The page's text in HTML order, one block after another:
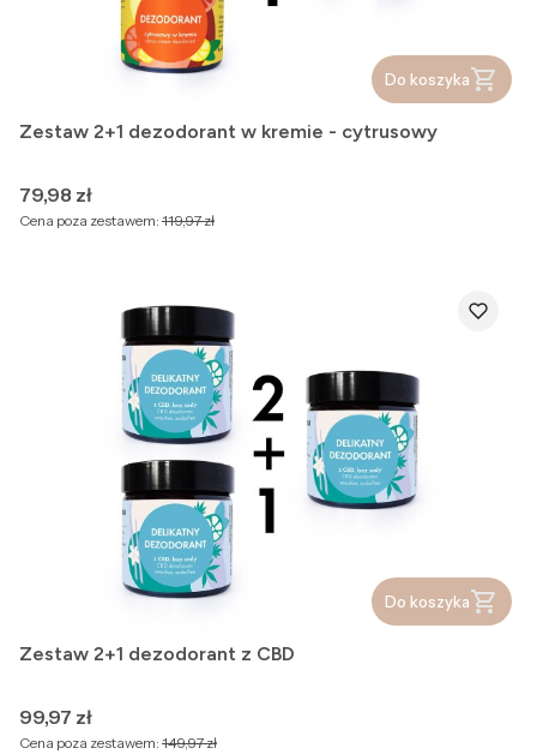
Do koszyka
Zestaw 2+1 dezodorant w kremie - cytrusowy
Cena
79,98 zł
Cena poza zestawem: 119,97 zł
Do koszyka
Zestaw 2+1 dezodorant z CBD
Cena
99,97 zł
Cena poza zestawem: 149,97 zł